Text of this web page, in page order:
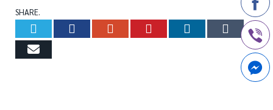
SHARE.
TwitterFacebookGoogle+PinterestLinkedIn
Email